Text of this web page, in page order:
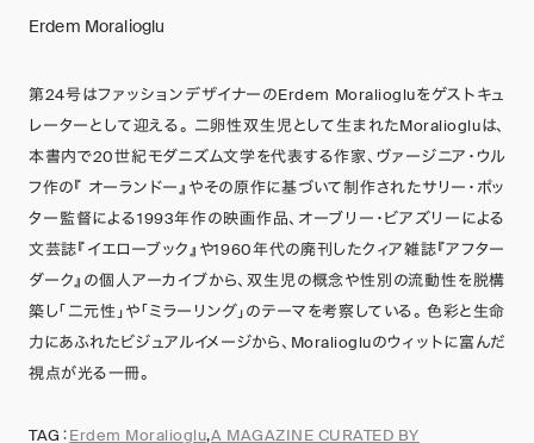
Erdem Moralioglu
第24号はファッションデザイナーのErdem Moraliogluをゲストキュ
レーターとして迎える。 二卵性双生児として生まれたMoraliogluは、
本書内で20世紀モダニズム文学を代表する作家、ヴァージニア・ウル
フ作の『 オーランドー』やその原作に基づいて制作されたサリー・ポッ
ター監督による1993年作の映画作品、オーブリー・ビアズリーによる
文芸誌『イエローブック』や1960年代の廃刊したクィア雑誌『アフター
ダーク』の個人アーカイブから、双生児の概念や性別の流動性を脱構
築し「二元性」や「ミラーリング」のテーマを考察している。 色彩と生命
力にあふれたビジュアルイメージから、Moraliogluのウィットに富んだ
視点が光る一冊。
TAG：Erdem Moralioglu,A MAGAZINE CURATED BY